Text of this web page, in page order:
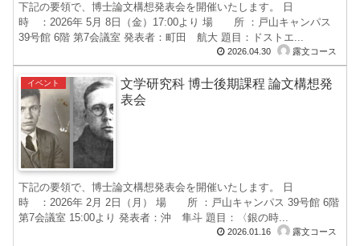
下記の要領で、博士論文構想発表会を開催いたします。 日
時 ：2026年 5月 8日（金）17:00より 場 所 ：戸山キャンパス
39号館 6階 第7会議室 発表者：町田 航大 題目：ドストエ...
2026.04.30 露文コース
イベント
文学研究科 博士後期課程 論文構想発
表会
下記の要領で、博士論文構想発表会を開催いたします。 日
時 ：2026年 2月 2日（月） 場 所 ：戸山キャンパス 39号館 6階
第7会議室 15:00より 発表者：沖 隼斗 題目：〈銀の時...
2026.01.16 露文コース